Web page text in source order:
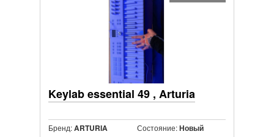
Keylab essential 49 , Arturia
Бренд:ARTURIA Состояние:Новый